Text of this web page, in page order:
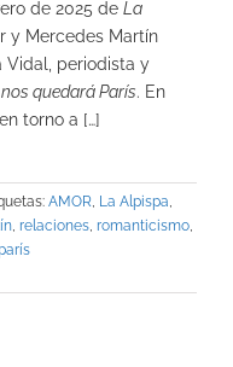
de 2025 de La
y Mercedes Martín
Vidal, periodista y
quedará París. En
torno a […]
AMOR La Alpispa
relaciones romanticismo